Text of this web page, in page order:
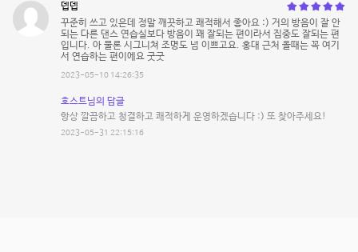
뎁뎁
꾸준히 쓰고 있은데 정말 깨끗하고 쾌적해서 좋아요 :) 거의 방음이 잘 안
되는 다른 댄스 연습실보다 방음이 꽤 잘되는 편이라서 집중도 잘되는 편
입니다. 아 물론 시그니쳐 조명도 넘 이쁘고요. 홍대 근처 올때는 꼭 여기
서 연습하는 편이에요 굿굿
2023-05-10 14:26:35
호스트님의 답글
항상 깔끔하고 청결하고 쾌적하게 운영하겠습니다 :) 또 찾아주세요!
2023-05-31 22:15:16